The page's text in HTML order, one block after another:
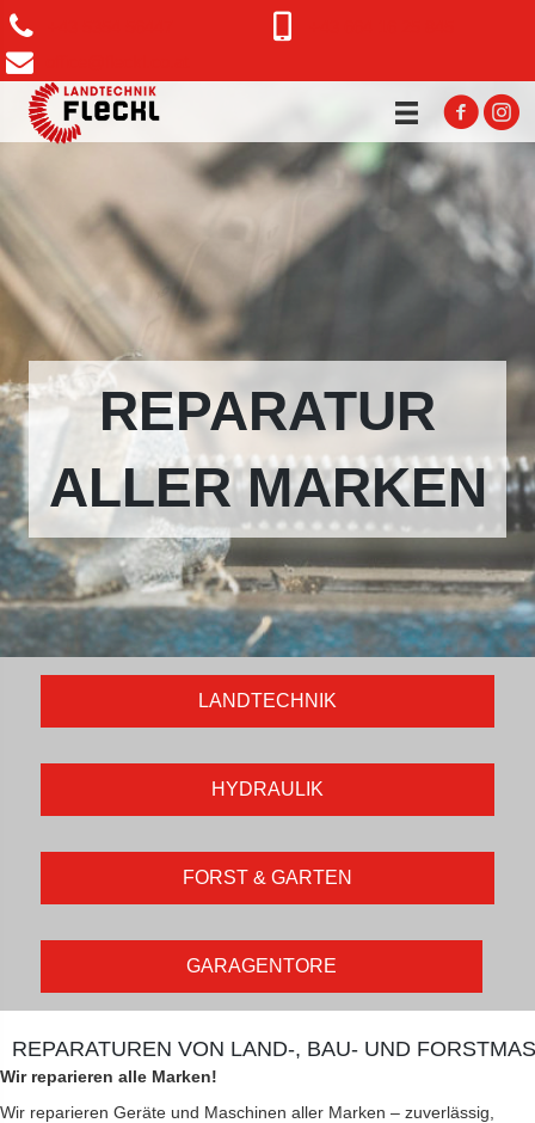
REPARATUR
ALLER MARKEN
LANDTECHNIK
HYDRAULIK
FORST & GARTEN
GARAGENTORE
REPARATUREN VON LAND-, BAU- UND
Wir reparieren alle Marken!
Wir reparieren Geräte und Maschinen aller Marken – zuverlässig,